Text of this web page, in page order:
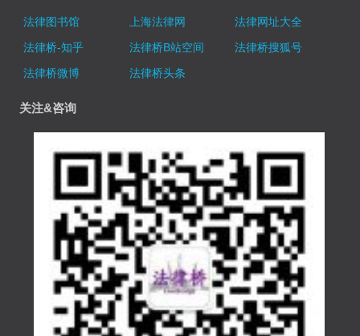
法律图书馆 上海法律网
法律网址大全
法律桥-知乎
法律桥B站空间
法律桥搜狐号
法律桥微博
法律桥头条
关注&咨询